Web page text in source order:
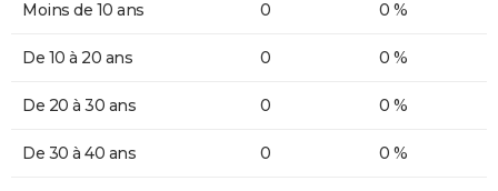
Moins de 10 ans 0 0 %
De 10 à 20 ans 0 0 %
De 20 à 30 ans 0 0 %
De 30 à 40 ans 0 0 %